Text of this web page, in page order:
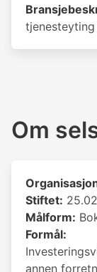
Om
Stiftet:
Målform:
Formål:
annen